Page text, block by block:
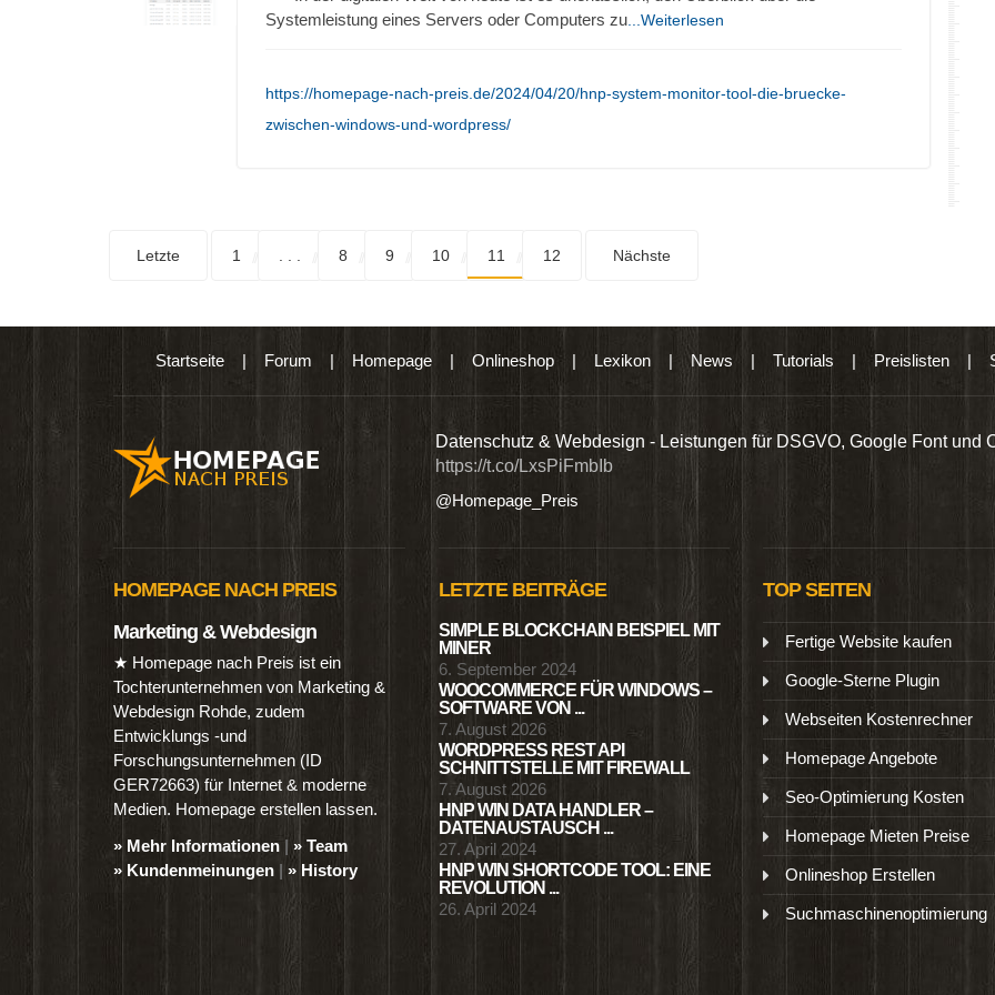
Systemleistung eines Servers oder Computers zu ...Weiterlesen
https://homepage-nach-preis.de/2024/04/20/hnp-system-monitor-tool-die-bruecke-
zwischen-windows-und-wordpress/
Letzte 1 8 9 10 11 12 Nächste
Startseite| Forum | Homepage| Onlineshop| Lexikon|News | Tutorials |Preislisten|
Produkten wie Ebooks & DVDs.… Datenschutz & Webdesign - Leistungen für DSGVO, Google Font und
https://t.co/LxsPiFmbIb
@Homepage_Preis
HOMEPAGE NACH PREIS
Marketing & Webdesign
★ Homepage nach Preis ist ein
Tochterunternehmen von Marketing &
Webdesign Rohde, zudem
Entwicklungs -und
Forschungsunternehmen (ID
GER72663) für Internet & moderne
Medien. Homepage erstellen lassen.
» Mehr Informationen | » Team
» Kundenmeinungen | » History
LETZTE BEITRÄGE
SIMPLE BLOCKCHAIN BEISPIEL MIT
MINER
6. September 2024
WOOCOMMERCE FÜR WINDOWS –
SOFTWARE VON ...
7. August 2026
WORDPRESS REST API
SCHNITTSTELLE MIT FIREWALL
7. August 2026
HNP WIN DATA HANDLER –
DATENAUSTAUSCH ...
27. April 2024
HNP WIN SHORTCODE TOOL: EINE
REVOLUTION ...
26. April 2024
TOP SEITEN
Fertige Website kaufen
Google-Sterne Plugin
Webseiten Kostenrechner
Homepage Angebote
Seo-Optimierung Kosten
Homepage Mieten Preise
Onlineshop Erstellen
Suchmaschinenoptimierung